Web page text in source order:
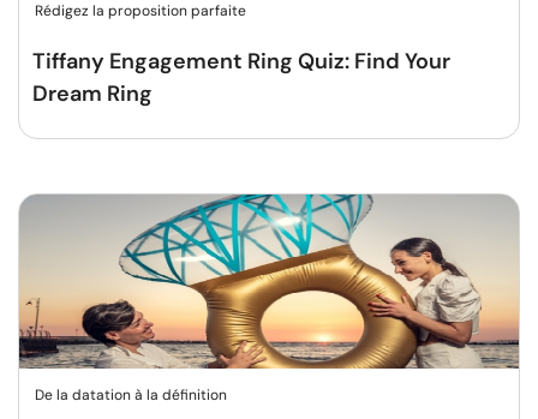
Rédigez la proposition parfaite
Tiffany Engagement Ring Quiz: Find Your
Dream Ring
De la datation à la définition